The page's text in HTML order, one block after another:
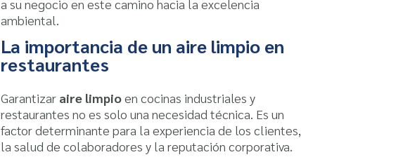
a su negocio en este camino hacia la excelencia
ambiental.
La importancia de un aire limpio en
restaurantes
Garantizar aire limpioen cocinas industriales y
restaurantes no es solo una necesidad técnica. Es un
factor determinante para la experiencia de los clientes,
la salud de colaboradores y la reputación corporativa.